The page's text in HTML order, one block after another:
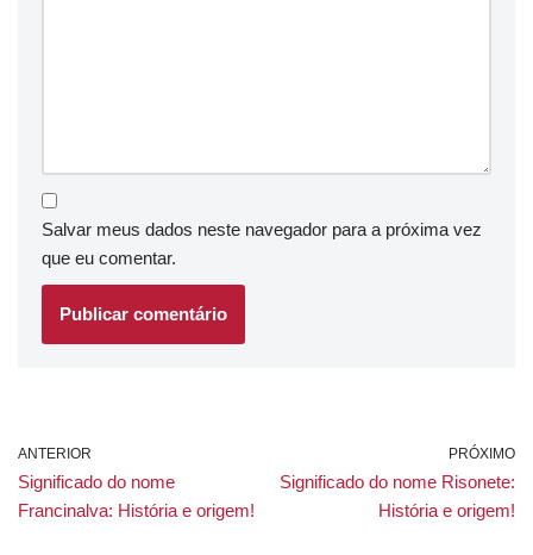
Salvar meus dados neste navegador para a próxima vez
que eu comentar.
ANTERIOR
Significado do nome
Francinalva: História e origem!
PRÓXIMO
Significado do nome Risonete:
História e origem!